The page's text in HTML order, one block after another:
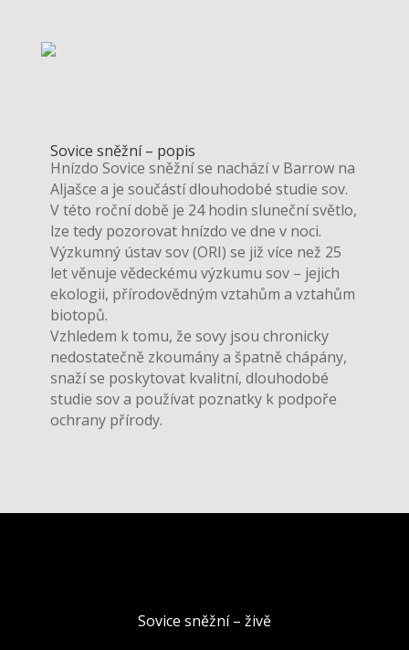
Sovice sněžní – popis
Hnízdo Sovice sněžní se nachází v Barrow na
Aljašce a je součástí dlouhodobé studie sov.
V této roční době je 24 hodin sluneční světlo,
lze tedy pozorovat hnízdo ve dne v noci.
Výzkumný ústav sov (ORI) se již více než 25
let věnuje vědeckému výzkumu sov – jejich
ekologii, přírodovědným vztahům a vztahům
biotopů.
Vzhledem k tomu, že sovy jsou chronicky
nedostatečně zkoumány a špatně chápány,
snaží se poskytovat kvalitní, dlouhodobé
studie sov a používat poznatky k podpoře
ochrany přírody.
Sovice sněžní – živě